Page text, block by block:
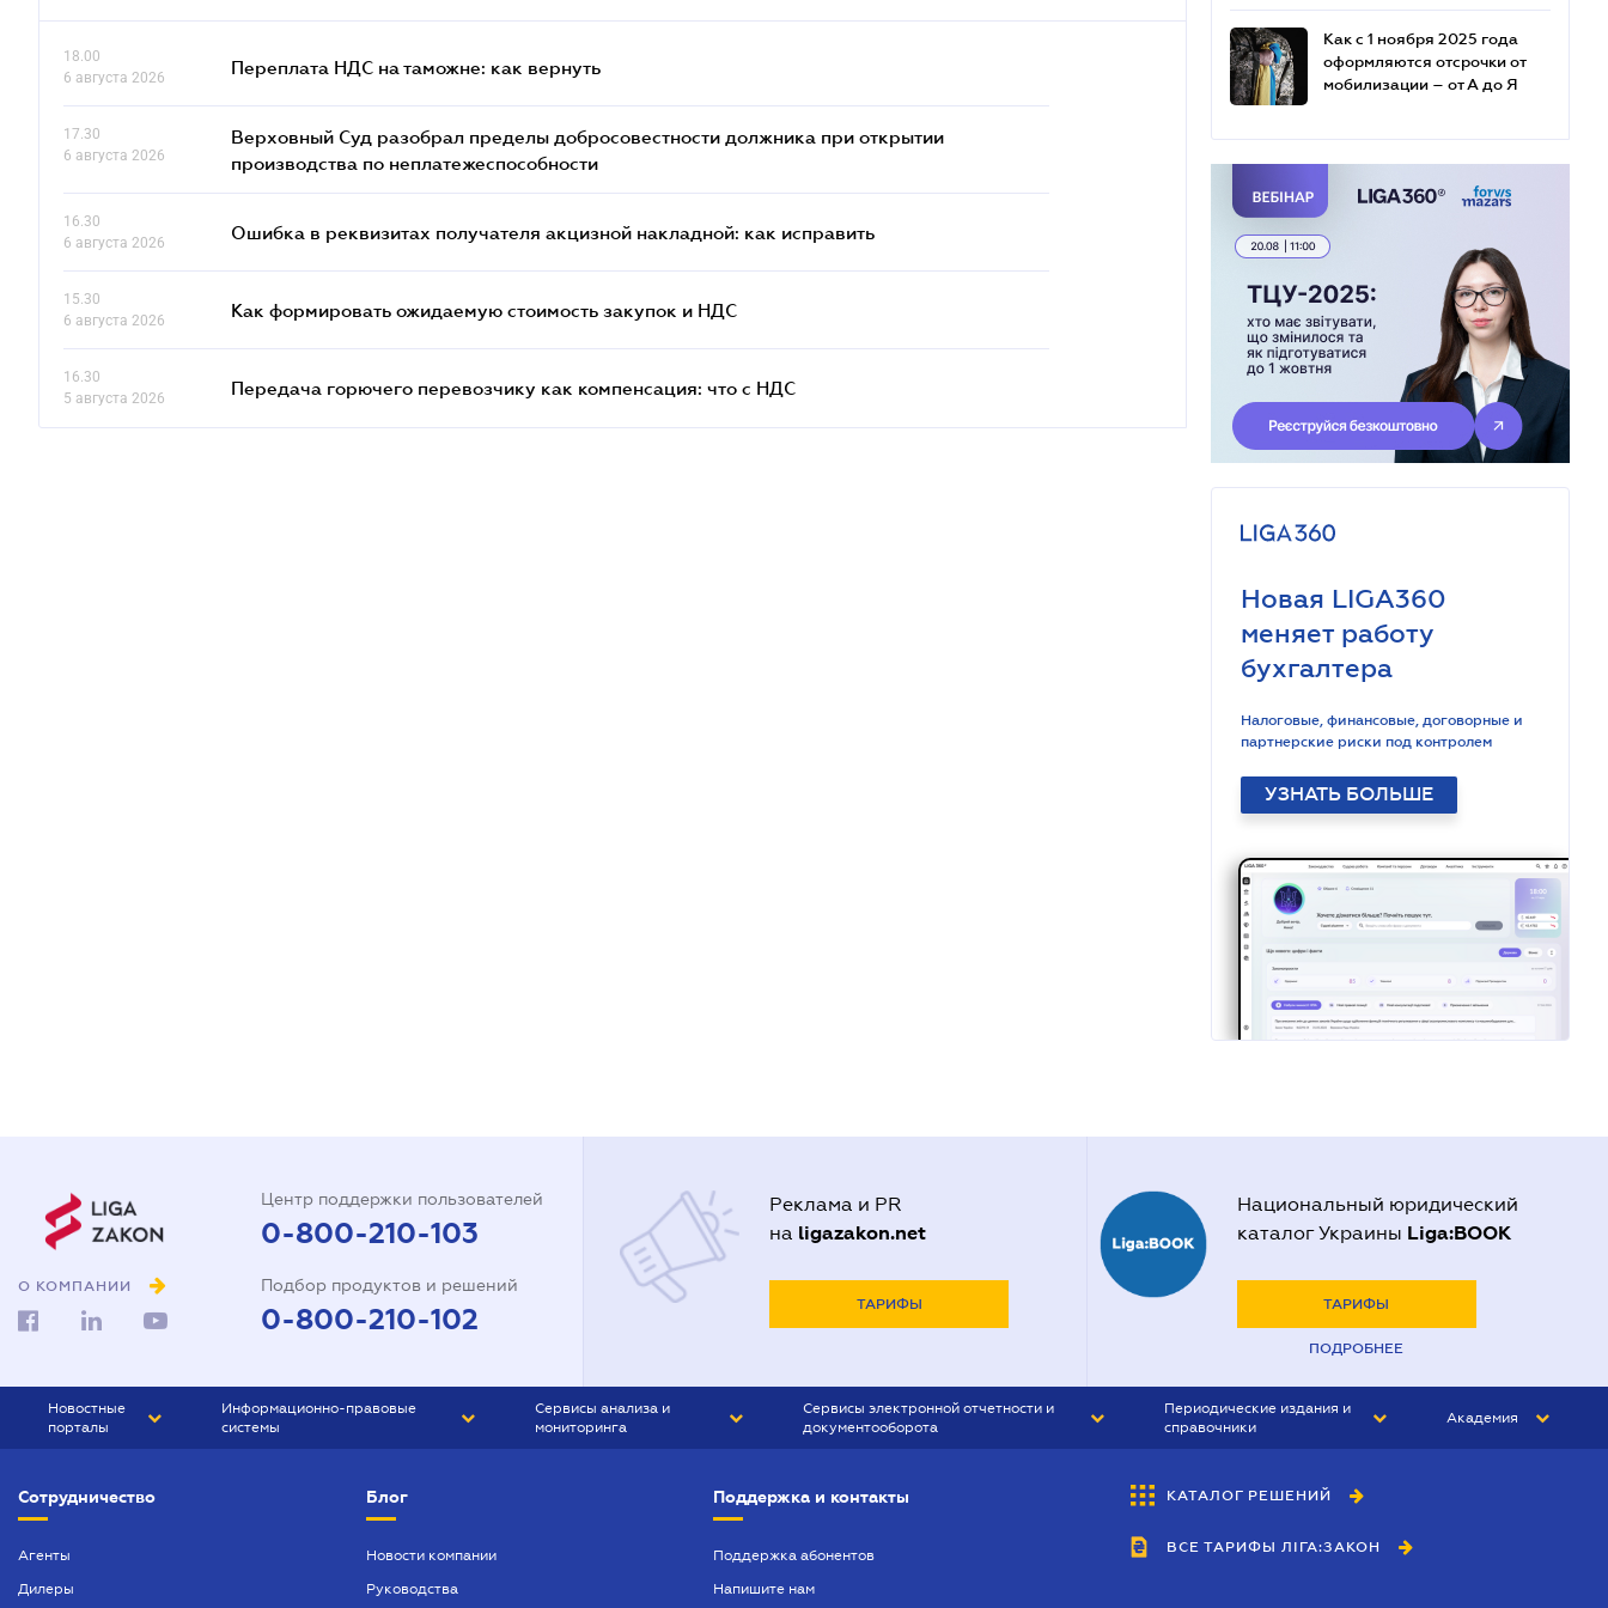
18.00
6 августа 2026
Переплата НДС на таможне: как вернуть
17.30
6 августа 2026
Верховный Суд разобрал пределы добросовестности должника при открытии
производства по неплатежеспособности
16.30
6 августа 2026
Ошибка в реквизитах получателя акцизной накладной: как исправить
15.30
6 августа 2026
Как формировать ожидаемую стоимость закупок и НДС
16.30
5 августа 2026
Передача горючего перевозчику как компенсация: что с НДС
Как с 1 ноября 2025 года
оформляются отсрочки от
мобилизации – от А до Я
Новая LIGA360
меняет работу
бухгалтера
Налоговые, финансовые, договорные и
партнерские риски под контролем
УЗНАТЬ БОЛЬШЕ
О КОМПАНИИ
Центр поддержки пользователей
0-800-210-103
Подбор продуктов и решений
0-800-210-102
Реклама и PR
на ligazakon.net
ТАРИФЫ
Национальный юридический
каталог Украины Liga:BOOK
ТАРИФЫ
ПОДРОБНЕЕ
Новостные
порталы
БИЗНЕС
Информационно-правовые
системы
БУХГАЛТЕР ПРОФ
Сервисы анализа и
мониторинга
Сервисы электронной отчетности и
документооборота
Периодические издания и
справочники
БУХГАЛТЕР&ЗАКОН
ВЕСТНИК МСФО
Академия
Сотрудничество
Агенты
Дилеры
Блог
Новости компании
Руководства
Поддержка и контакты
Поддержка абонентов
Напишите нам
КАТАЛОГ РЕШЕНИЙ
ВСЕ ТАРИФЫ ЛІГА:ЗАКОН